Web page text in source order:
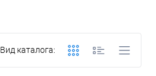
Вид каталога: